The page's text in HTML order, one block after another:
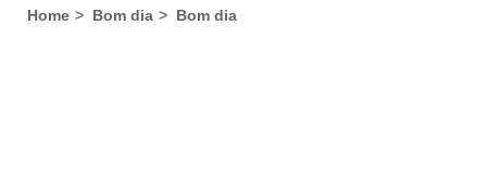
Home Bom dia Bom dia